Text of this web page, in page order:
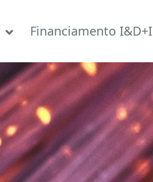
Financiamento I&D+I